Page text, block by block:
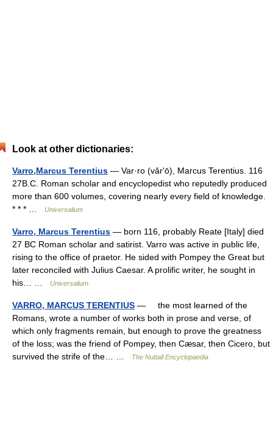
Look at other dictionaries:
Varro,Marcus Terentius — Var·ro (vărʹō), Marcus Terentius. 116
27B.C. Roman scholar and encyclopedist who reputedly produced
more than 600 volumes, covering nearly every field of knowledge.
* * * …
Universalium
Varro, Marcus Terentius — born 116, probably Reate [Italy] died
27 BC Roman scholar and satirist. Varro was active in public life,
rising to the office of praetor. He sided with Pompey the Great but
later reconciled with Julius Caesar. A prolific writer, he sought in
his… …
Universalium
VARRO, MARCUS TERENTIUS — the most learned of the
Romans, wrote a number of works both in prose and verse, of
which only fragments remain, but enough to prove the greatness
of the loss; was the friend of Pompey, then Cæsar, then Cicero, but
survived the strife of the… …
The Nuttall Encyclopaedia